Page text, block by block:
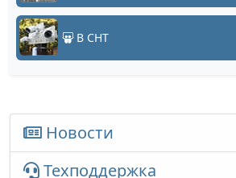
В СНТ
Новости
Техподдержка